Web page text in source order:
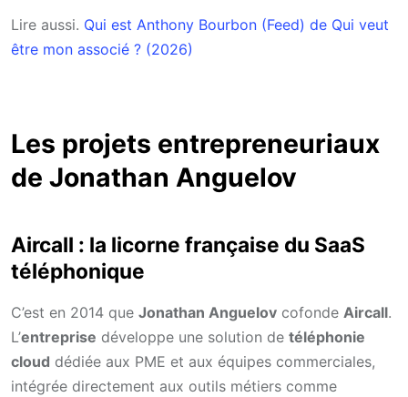
Lire aussi. Qui est Anthony Bourbon (Feed) de Qui veut
être mon associé ? (2026)
Les projets entrepreneuriaux
de Jonathan Anguelov
Aircall : la licorne française du SaaS
téléphonique
C’est en 2014 que Jonathan Anguelov cofonde Aircall.
L’entreprise développe une solution de téléphonie
cloud dédiée aux PME et aux équipes commerciales,
intégrée directement aux outils métiers comme